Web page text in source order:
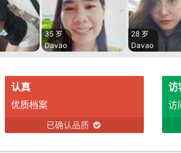
35 岁
Davao
28 岁
Davao
认真
优质档案
已确认品质
访
访